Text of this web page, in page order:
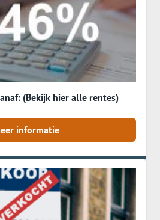
(Bekijk hier alle rentes)
informatie